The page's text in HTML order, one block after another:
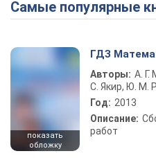
Самые популярные
показать
обложку
ГДЗ
Авторы: А. Г.
С. Якир, Ю. М.
Год: 2013
Описание:
работ